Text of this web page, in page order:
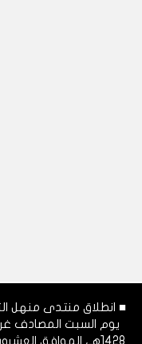
■ انطلاق منتدى منهل
يوم السبت المصادف
1428هـ، الموافق